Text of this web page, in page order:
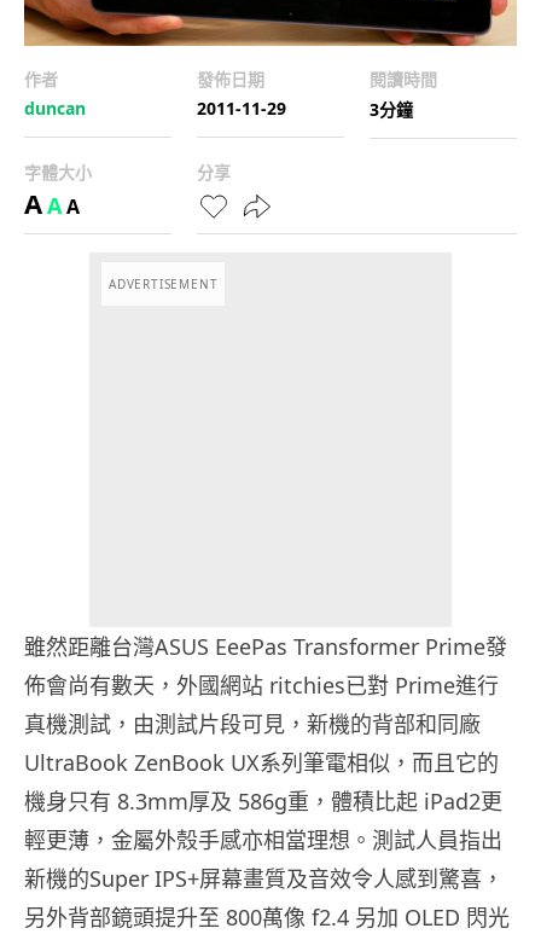
作者
duncan
發佈日期
2011-11-29
閱讀時間
3分鐘
字體大小
AAA
分享
ADVERTISEMENT
雖然距離台灣ASUS EeePas Transformer Prime發
佈會尚有數天，外國網站 ritchies已對 Prime進行
真機測試，由測試片段可見，新機的背部和同廠
UltraBook ZenBook UX系列筆電相似，而且它的
機身只有 8.3mm厚及 586g重，體積比起 iPad2更
輕更薄，金屬外殼手感亦相當理想。測試人員指出
新機的Super IPS+屏幕畫質及音效令人感到驚喜，
另外背部鏡頭提升至 800萬像 f2.4 另加 OLED 閃光